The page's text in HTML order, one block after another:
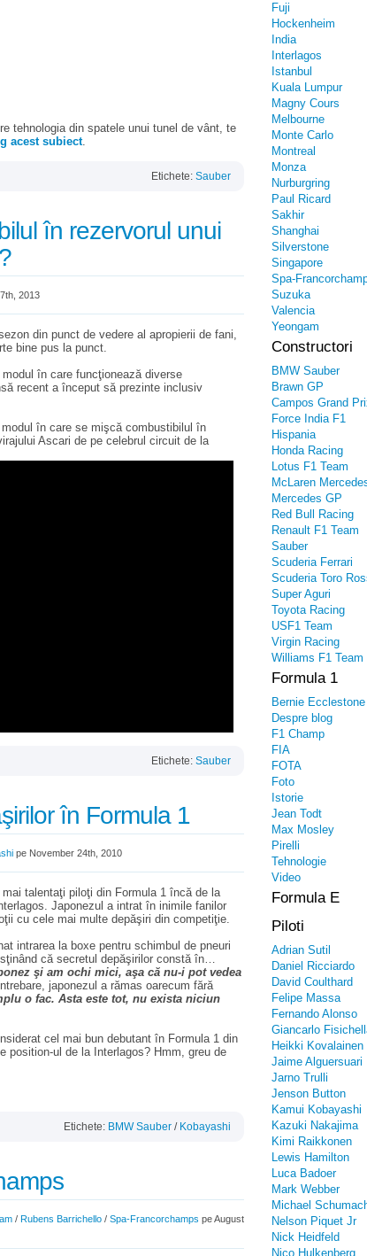
tehnologia din spatele unui tunel de vânt, te
acest subiect.
Etichete: Sauber
în rezervorul unui
2013
din punct de vedere al apropierii de fani,
bine pus la punct.
în care funcţionează diverse
recent a început să prezinte inclusiv
în care se mişcă combustibilul în
Ascari de pe celebrul circuit de la
Etichete: Sauber
în Formula 1
pe November 24th, 2010
talentaţi piloţi din Formula 1 încă de la
Japonezul a intrat în inimile fanilor
cu cele mai multe depăşiri din competiţie.
intrarea la boxe pentru schimbul de pneuri
că secretul depăşirilor constă în…
şi am ochi mici, aşa că nu-i pot vedea
japonezul a rămas oarecum fără
o fac. Asta este tot, nu exista niciun
cel mai bun debutant în Formula 1 din
position-ul de la Interlagos? Hmm, greu de
Etichete: BMW Sauber / Kobayashi
/ Rubens Barrichello / Spa-Francorchamps pe August
Fuji
Hockenheim
India
Interlagos
Istanbul
Kuala Lumpur
Magny Cours
Melbourne
Monte Carlo
Montreal
Monza
Nurburgring
Paul Ricard
Sakhir
Shanghai
Silverstone
Singapore
Spa-
Suzuka
Valencia
Yeongam
Constructori
BMW Sauber
Brawn GP
Campos Grand
Force India F1
Hispania
Honda Racing
Lotus F1 Team
McLaren
Mercedes GP
Red Bull Racing
Renault F1 Team
Sauber
Scuderia Ferrari
Scuderia Toro
Super Aguri
Toyota Racing
USF1 Team
Virgin Racing
Williams F1 Team
Formula 1
Bernie Ecclestone
Despre blog
F1 Champ
FIA
FOTA
Foto
Istorie
Jean Todt
Max Mosley
Pirelli
Tehnologie
Video
Formula E
Piloti
Adrian Sutil
Daniel Ricciardo
David Coulthard
Felipe Massa
Fernando Alonso
Giancarlo
Heikki Kovalainen
Jaime Alguersuari
Jarno Trulli
Jenson Button
Kamui Kobayashi
Kazuki Nakajima
Kimi Raikkonen
Lewis Hamilton
Luca Badoer
Mark Webber
Michael
Nelson Piquet Jr
Nick Heidfeld
Nico Hulkenberg